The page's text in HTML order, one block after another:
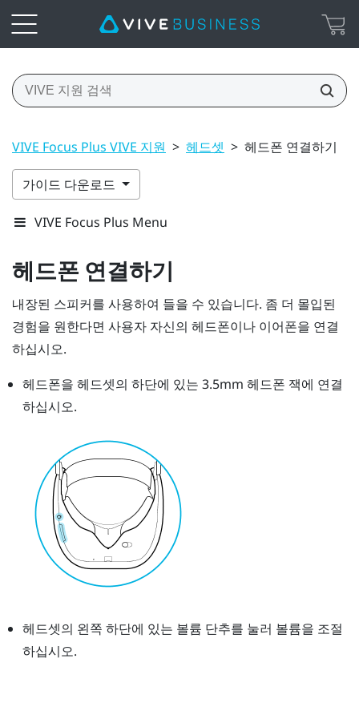
VIVE Focus Plus VIVE 지원 > 헤드셋 > 헤드폰 연결하기
가이드 다운로드
VIVE Focus Plus Menu
헤드폰 연결하기
내장된 스피커를 사용하여 들을 수 있습니다. 좀 더 몰입된
경험을 원한다면 사용자 자신의 헤드폰이나 이어폰을 연결
하십시오.
헤드폰을 헤드셋의 하단에 있는 3.5mm 헤드폰 잭에 연결
하십시오.
헤드셋의 왼쪽 하단에 있는 볼륨 단추를 눌러 볼륨을 조절
하십시오.